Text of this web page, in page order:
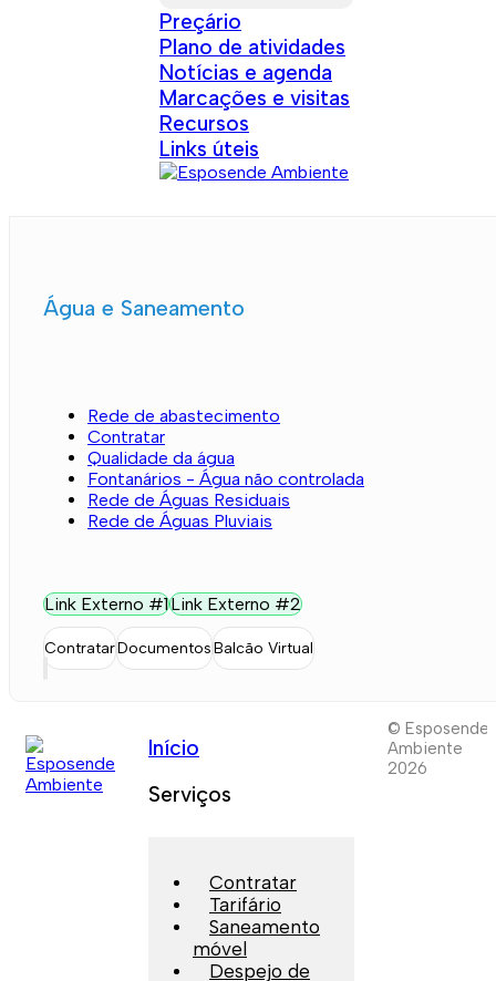
Preçário
Plano de atividades
Notícias e agenda
Marcações e visitas
Recursos
Links úteis
Água e Saneamento
Rede de abastecimento
Contratar
Qualidade da água
Fontanários - Água não controlada
Rede de Águas Residuais
Rede de Águas Pluviais
Link Externo #1Link Externo #2
ContratarDocumentosBalcão Virtual
Início
Serviços
Contratar
Tarifário
Saneamento
móvel
Despejo de
© Esposende
Ambiente
2026